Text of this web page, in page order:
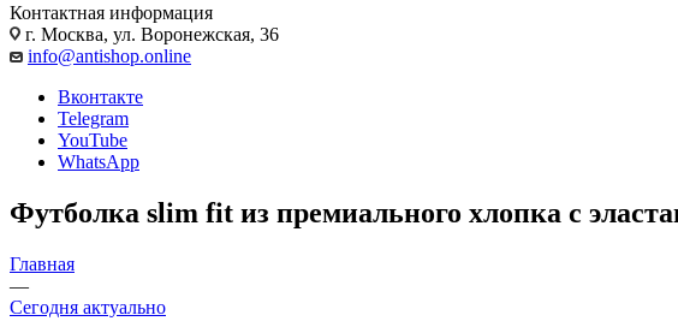
Контактная информация
г. Москва, ул. Воронежская, 36
info@antishop.online
Вконтакте
Telegram
YouTube
WhatsApp
Футболка slim fit из премиального хлопка с
Главная
—
Сегодня актуально